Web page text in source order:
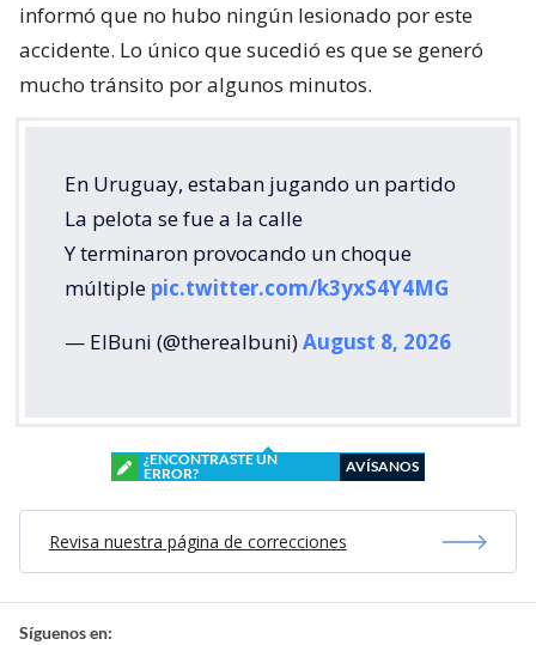
informó que no hubo ningún lesionado por este
accidente. Lo único que sucedió es que se generó
mucho tránsito por algunos minutos.
En Uruguay, estaban jugando un partido
La pelota se fue a la calle
Y terminaron provocando un choque
múltiple pic.twitter.com/k3yxS4Y4MG
— ElBuni (@therealbuni)August 8, 2026
¿ENCONTRASTE UN
ERROR?
AVÍSANOS
Revisa nuestra página de correcciones
Síguenos en: